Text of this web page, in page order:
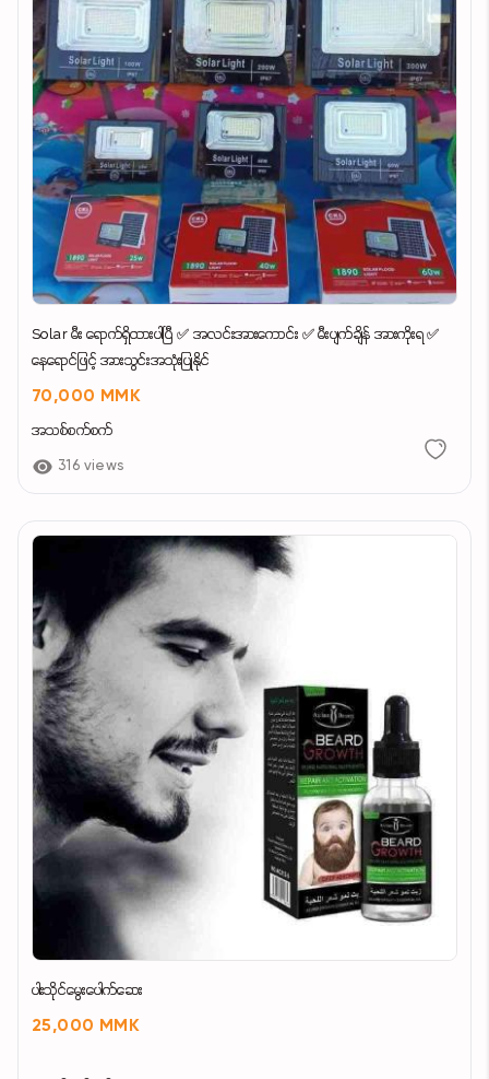
Solar မီး ရောက်ရှိထားပါပြီ ✅ အလင်းအားကောင်း ✅ မီးပျက်ချိန် အားကိုးရ ✅
နေရောင်ဖြင့် အားသွင်းအသုံးပြုနိုင်
70,000 MMK
အသစ်စက်စက်
316 views
ပါးသိုင်မွေးပေါက်ဆေး
25,000 MMK